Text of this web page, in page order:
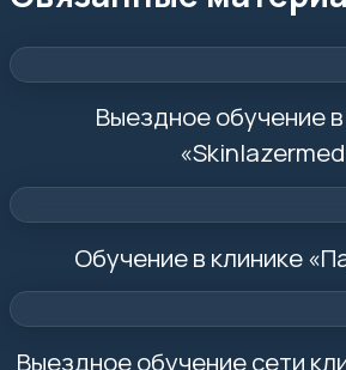
Выездное обучение
Обучение в клинике
Выездное обучение сети